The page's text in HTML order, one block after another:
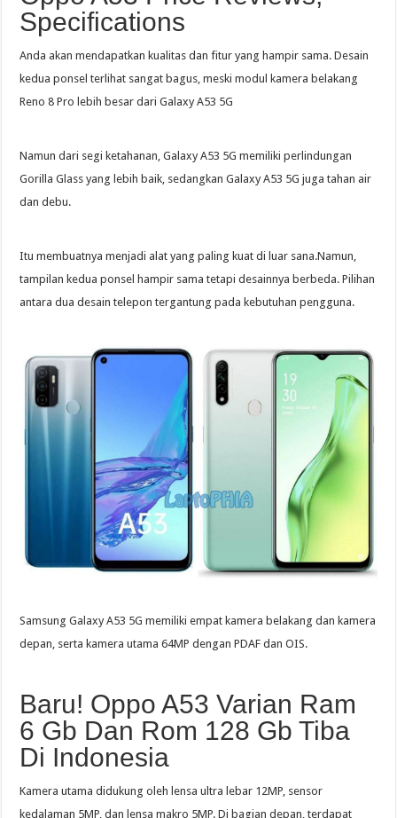
Specifications
Anda akan mendapatkan kualitas dan fitur yang hampir sama. Desain
kedua ponsel terlihat sangat bagus, meski modul kamera belakang
Reno 8 Pro lebih besar dari Galaxy A53 5G
Namun dari segi ketahanan, Galaxy A53 5G memiliki perlindungan
Gorilla Glass yang lebih baik, sedangkan Galaxy A53 5G juga tahan air
dan debu.
Itu membuatnya menjadi alat yang paling kuat di luar sana.Namun,
tampilan kedua ponsel hampir sama tetapi desainnya berbeda. Pilihan
antara dua desain telepon tergantung pada kebutuhan pengguna.
Samsung Galaxy A53 5G memiliki empat kamera belakang dan kamera
depan, serta kamera utama 64MP dengan PDAF dan OIS.
Baru! Oppo A53 Varian Ram
6 Gb Dan Rom 128 Gb Tiba
Di Indonesia
Kamera utama didukung oleh lensa ultra lebar 12MP, sensor
kedalaman 5MP, dan lensa makro 5MP. Di bagian depan, terdapat